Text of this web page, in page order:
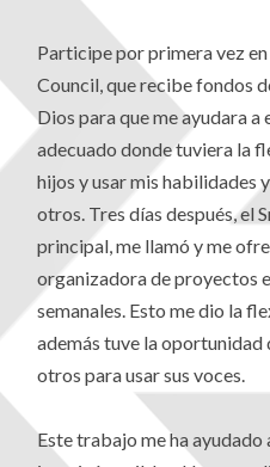
Participe por primera vez
Council, que recibe fondos
Dios para que me ayudara
adecuado donde tuviera la
hijos y usar mis habilidades
otros. Tres días después, el
principal, me llamó y me
organizadora de proyectos
semanales. Esto me dio la
además tuve la oportunidad
otros para usar sus voces.
Este trabajo me ha ayudado